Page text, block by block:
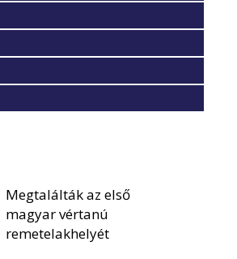
Megtalálták az első
magyar vértanú
remetelakhelyét